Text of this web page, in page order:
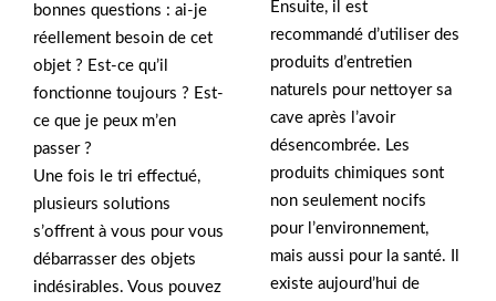
bonnes questions : ai-je
réellement besoin de cet
objet ? Est-ce qu’il
fonctionne toujours ? Est-
ce que je peux m’en
passer ?
Une fois le tri effectué,
plusieurs solutions
s’offrent à vous pour vous
débarrasser des objets
indésirables. Vous pouvez
Ensuite, il est
recommandé d’utiliser des
produits d’entretien
naturels pour nettoyer sa
cave après l’avoir
désencombrée. Les
produits chimiques sont
non seulement nocifs
pour l’environnement,
mais aussi pour la santé. Il
existe aujourd’hui de